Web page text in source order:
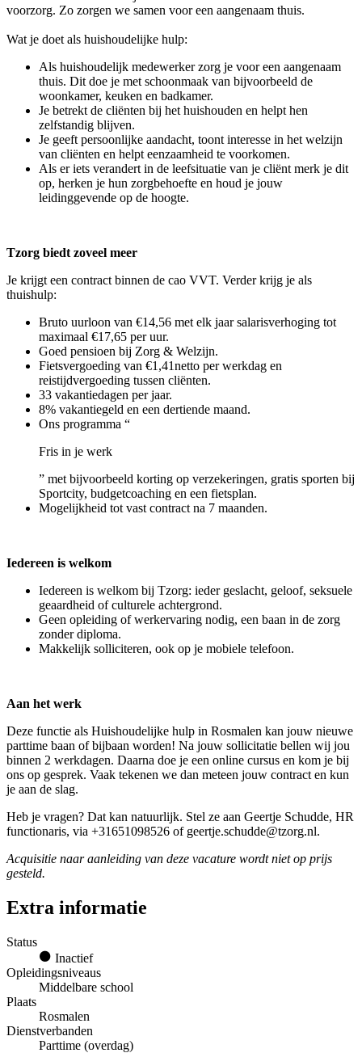
voorzorg. Zo zorgen we samen voor een aangenaam thuis.
Wat je doet als huishoudelijke hulp:
Als huishoudelijk medewerker zorg je voor een aangenaam
thuis. Dit doe je met schoonmaak van bijvoorbeeld de
woonkamer, keuken en badkamer.
Je betrekt de cliënten bij het huishouden en helpt hen
zelfstandig blijven.
Je geeft persoonlijke aandacht, toont interesse in het welzijn
van cliënten en helpt eenzaamheid te voorkomen.
Als er iets verandert in de leefsituatie van je cliënt merk je dit
op, herken je hun zorgbehoefte en houd je jouw
leidinggevende op de hoogte.
Tzorg biedt zoveel meer
Je krijgt een contract binnen de cao VVT. Verder krijg je als
thuishulp:
Bruto uurloon van €14,56 met elk jaar salarisverhoging tot
maximaal €17,65 per uur.
Goed pensioen bij Zorg & Welzijn.
Fietsvergoeding van €1,41netto per werkdag en
reistijdvergoeding tussen cliënten.
33 vakantiedagen per jaar.
8% vakantiegeld en een dertiende maand.
Ons programma “
Fris in je werk
” met bijvoorbeeld korting op verzekeringen, gratis sporten bij
Sportcity, budgetcoaching en een fietsplan.
Mogelijkheid tot vast contract na 7 maanden.
Iedereen is welkom
Iedereen is welkom bij Tzorg: ieder geslacht, geloof, seksuele
geaardheid of culturele achtergrond.
Geen opleiding of werkervaring nodig, een baan in de zorg
zonder diploma.
Makkelijk solliciteren, ook op je mobiele telefoon.
Aan het werk
Deze functie als Huishoudelijke hulp in Rosmalen kan jouw nieuwe
parttime baan of bijbaan worden! Na jouw sollicitatie bellen wij jou
binnen 2 werkdagen. Daarna doe je een online cursus en kom je bij
ons op gesprek. Vaak tekenen we dan meteen jouw contract en kun
je aan de slag.
Heb je vragen? Dat kan natuurlijk. Stel ze aan Geertje Schudde, HR
functionaris, via +31651098526 of geertje.schudde@tzorg.nl.
Acquisitie naar aanleiding van deze vacature wordt niet op prijs
gesteld.
Extra informatie
Status
Inactief
Opleidingsniveaus
Middelbare school
Plaats
Rosmalen
Dienstverbanden
Parttime (overdag)